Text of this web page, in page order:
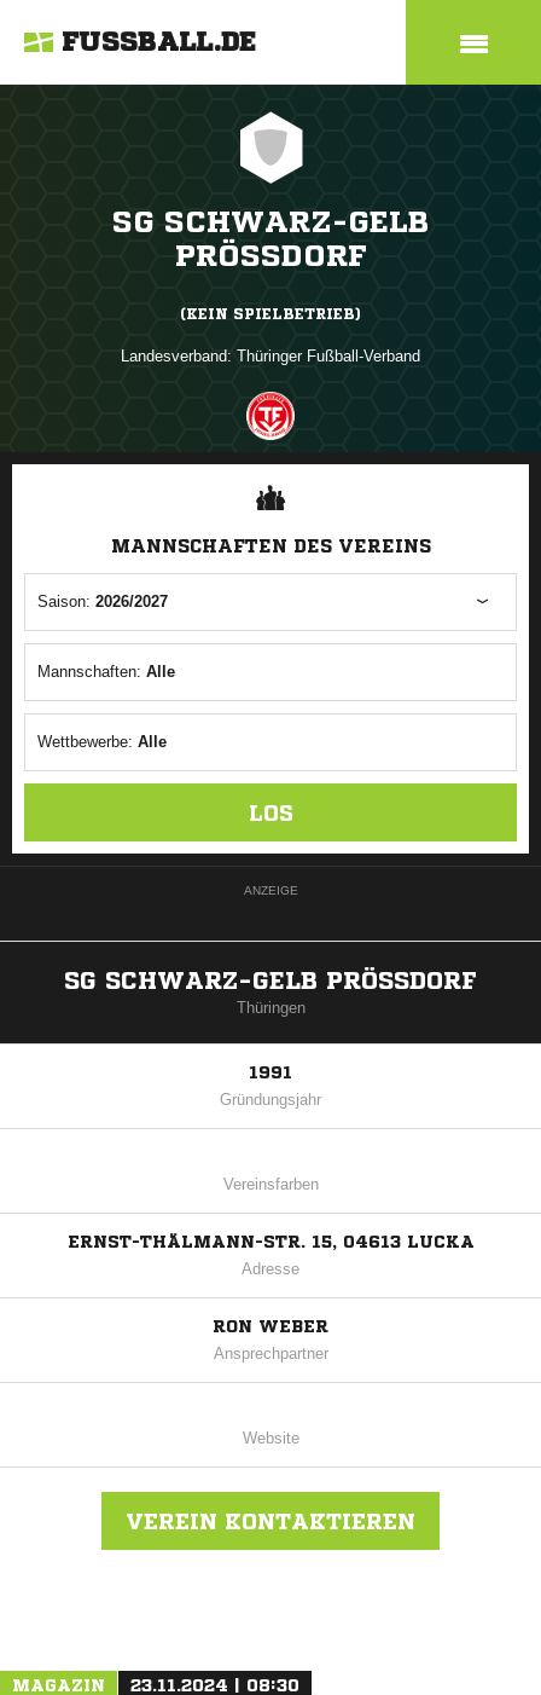
FUSSBALL.DE
SG SCHWARZ-GELB
PRÖSSDORF
(KEIN SPIELBETRIEB)
Landesverband: Thüringer Fußball-Verband
ANZEIGE
MANNSCHAFTEN DES VEREINS
Saison: 2026/2027
Mannschaften: Alle
Wettbewerbe: Alle
LOS
ANZEIGE
SG SCHWARZ-GELB PRÖSSDORF
Thüringen
1991
Gründungsjahr
Vereinsfarben
ERNST-THÄLMANN-STR. 15, 04613 LUCKA
Adresse
RON WEBER
Ansprechpartner
Website
VEREIN KONTAKTIEREN
MAGAZIN 23.11.2024 | 08:30